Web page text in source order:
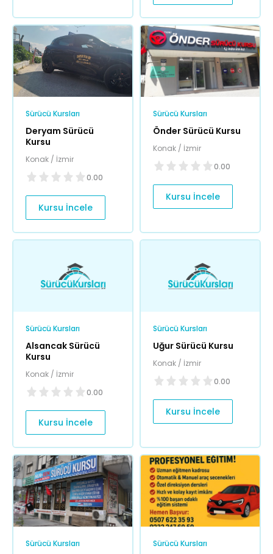
Sürücü Kursları
Deryam Sürücü
Kursu
Konak / İzmir
0.00
Kursu İncele
Sürücü Kursları
Önder Sürücü Kursu
Konak / İzmir
0.00
Kursu İncele
Sürücü Kursları
Alsancak Sürücü
Kursu
Konak / İzmir
0.00
Kursu İncele
Sürücü Kursları
Uğur Sürücü Kursu
Konak / İzmir
0.00
Kursu İncele
Sürücü Kursları Sürücü Kursları